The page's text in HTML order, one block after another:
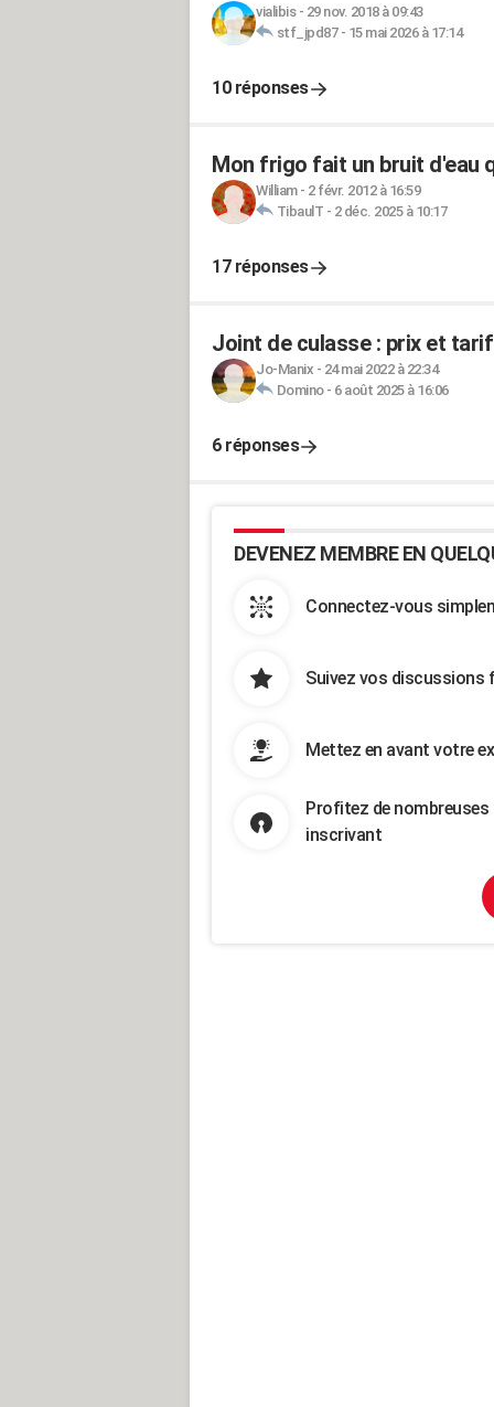
vialibis- 29 nov. 2018 à 09:43
stf_jpd87- 15 mai 2026 à 17:14
10 réponses
Mon frigo fait un bruit d'eau
William- 2 févr. 2012 à 16:59
TibaulT - 2 déc. 2025 à 10:17
17 réponses
Joint de culasse : prix et
Jo-Manix - 24 mai 2022 à 22:34
Domino- 6 août 2025 à 16:06
6 réponses
DEVENEZ MEMBRE EN
Connectez-vous
Suivez vos discussions
Mettez en avant votre
Profitez de
inscrivant